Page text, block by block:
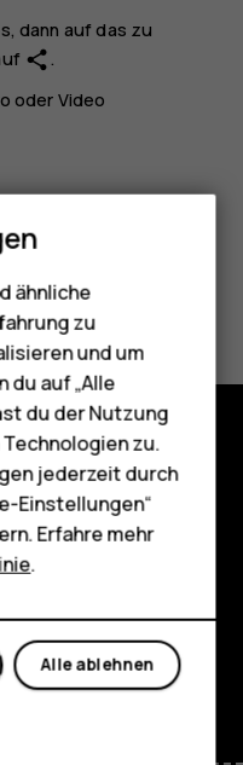
, dann auf das zu
share .
oder Video
Discord
ähnliche
zu
und um
du auf „Alle
du der Nutzung
zu.
jederzeit durch
Einstellungen“
Erfahre mehr
.
Alle ablehnen